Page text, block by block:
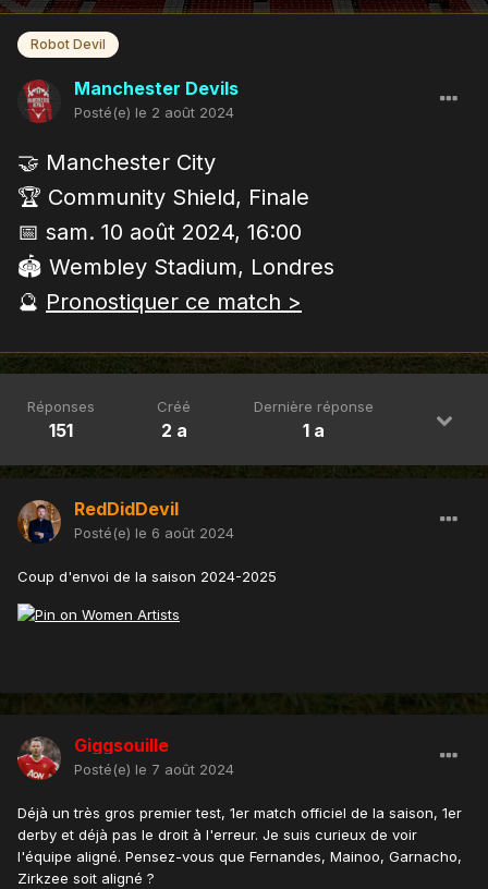
Robot Devil
Manchester Devils
Posté(e) le 2 août 2024
🤝 Manchester City
🏆 Community Shield, Finale
📅 sam. 10 août 2024, 16:00
🏟 Wembley Stadium, Londres
🔮 Pronostiquer ce match >
Réponses
151
Créé
2 a
Dernière réponse
1 a
RedDidDevil
Posté(e) le 6 août 2024
Coup d'envoi de la saison 2024-2025
Giggsouille
Posté(e) le 7 août 2024
Déjà un très gros premier test, 1er match officiel de la saison, 1er
derby et déjà pas le droit à l'erreur. Je suis curieux de voir
l'équipe aligné. Pensez-vous que Fernandes, Mainoo, Garnacho,
Zirkzee soit aligné ?